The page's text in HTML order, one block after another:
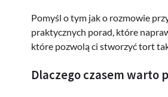
Pomyśl o tym jak o rozmowie
praktycznych porad, które
które pozwolą ci stworzyć tort
Dlaczego czasem warto